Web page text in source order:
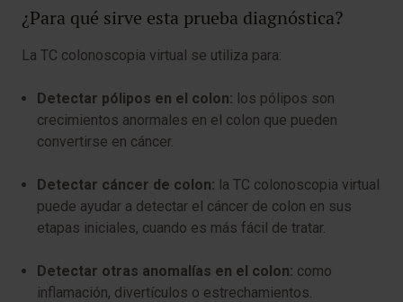
¿Para qué sirve esta prueba diagnóstica?
La TC colonoscopia virtual se utiliza para:
Detectar pólipos en el colon: los pólipos son
crecimientos anormales en el colon que pueden
convertirse en cáncer.
Detectar cáncer de colon: la TC colonoscopia virtual
puede ayudar a detectar el cáncer de colon en sus
etapas iniciales, cuando es más fácil de tratar.
Detectar otras anomalías en el colon: como
inflamación, divertículos o estrechamientos.